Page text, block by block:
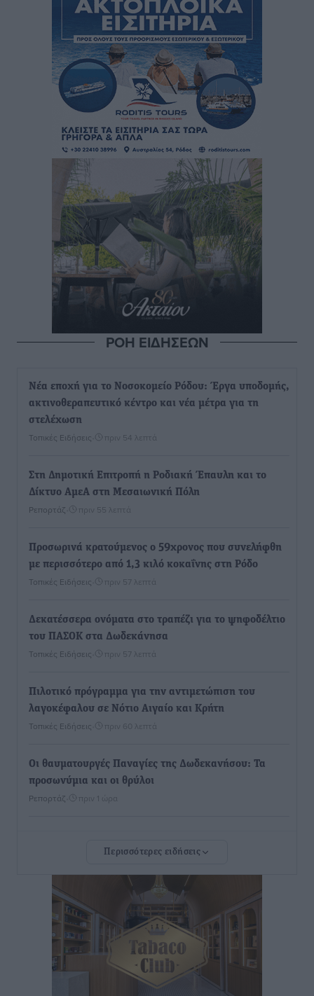
ΡΟΗ ΕΙΔΗΣΕΩΝ
Νέα εποχή για το Νοσοκομείο Ρόδου: Έργα υποδομής,
ακτινοθεραπευτικό κέντρο και νέα μέτρα για τη
στελέχωση
Τοπικές Ειδήσεις πριν 54 λεπτά
Στη Δημοτική Επιτροπή η Ροδιακή Έπαυλη και το
Δίκτυο ΑμεΑ στη Μεσαιωνική Πόλη
Ρεπορτάζ πριν 55 λεπτά
Προσωρινά κρατούμενος ο 59χρονος που συνελήφθη
με περισσότερο από 1,3 κιλό κοκαΐνης στη Ρόδο
Τοπικές Ειδήσεις πριν 57 λεπτά
Δεκατέσσερα ονόματα στο τραπέζι για το ψηφοδέλτιο
του ΠΑΣΟΚ στα Δωδεκάνησα
Τοπικές Ειδήσεις πριν 57 λεπτά
Πιλοτικό πρόγραμμα για την αντιμετώπιση του
λαγοκέφαλου σε Νότιο Αιγαίο και Κρήτη
Τοπικές Ειδήσεις πριν 60 λεπτά
Οι θαυματουργές Παναγίες της Δωδεκανήσου: Τα
προσωνύμια και οι θρύλοι
Ρεπορτάζ πριν 1 ώρα
αναχωρούν από Πειραιά, Ραφήνα και Λαύριο
Τι αλλάζει το χωροταξικό στις τουριστικές επενδύσεις
Τοπικές Ειδήσεις πριν 14 ώρες
ΥΠΑΑΤ: 12,5 εκατ. ευρώ στις 13 Περιφέρειες για μέτρα
Περισσότερες ειδήσεις